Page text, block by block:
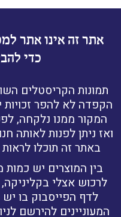
אתר זה אינו אתר
כדי
תמונות הקריסטלים
הקפדה לא להפר זכויות
המקור ממנו נלקחה,
ואז ניתן לפנות לאותה
באתר זה תוכלו
בין המוצרים יש
לרכוש אצלי
לדף הפייסבוק בו
המעוניינים להירשם